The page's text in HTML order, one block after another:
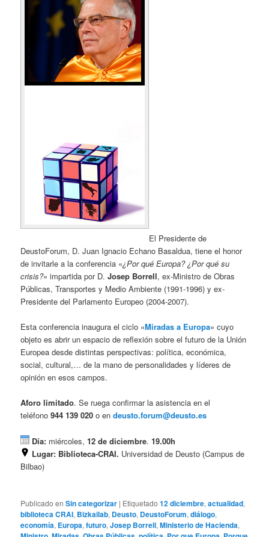
El Presidente de
DeustoForum, D. Juan Ignacio Echano Basaldua, tiene el honor
de invitarle a la conferencia «¿Por qué Europa? ¿Por quésu
crisis?»impartida por D.Josep Borrell, ex-Ministro de Obras
Públicas, Transportes y Medio Ambiente (1991-1996) y ex-
Presidente del Parlamento Europeo (2004-2007).
Esta conferencia inaugura el ciclo «Miradas a Europa» cuyo
objeto es abrir un espacio de reflexión sobre el futuro de la Unión
Europea desde distintas perspectivas: política, económica,
social, cultural,… de la mano de personalidades y líderes de
opinión en esos campos.
Aforo limitado. Se ruega confirmar la asistencia en el
teléfono944 139 020o endeusto.forum@deusto.es
Día: miércoles,12 de diciembre.19.00h
Lugar: Biblioteca-CRAI. Universidad de Deusto (Campus de
Bilbao)
Publicado en Sin categorizar | Etiquetado 12 diciembre,actualidad,
biblioteca CRAI, Bizkailab, Deusto, DeustoForum,diálogo,
economía, Europa,futuro,Josep Borrell,Ministerio de Hacienda,